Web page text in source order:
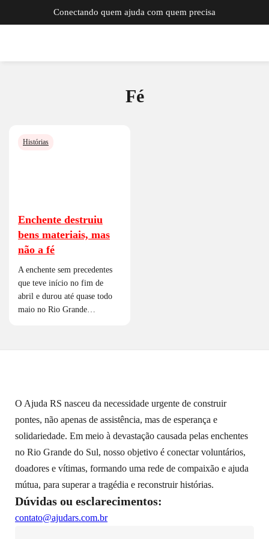
Conectando quem ajuda com quem precisa
Fé
Histórias
Enchente destruiu
bens materiais, mas
não a fé
A enchente sem precedentes
que teve início no fim de
abril e durou até quase todo
maio no Rio Grande…
O Ajuda RS nasceu da necessidade urgente de construir
pontes, não apenas de assistência, mas de esperança e
solidariedade. Em meio à devastação causada pelas enchentes
no Rio Grande do Sul, nosso objetivo é conectar voluntários,
doadores e vítimas, formando uma rede de compaixão e ajuda
mútua, para superar a tragédia e reconstruir histórias.
Dúvidas ou esclarecimentos:
contato@ajudars.com.br